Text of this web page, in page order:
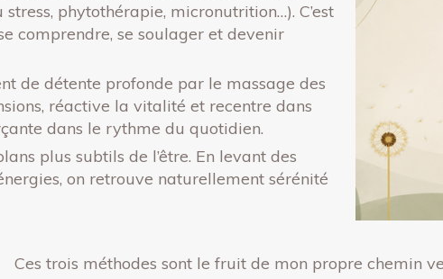
phytothérapie, micronutrition…). C’est
comprendre, se soulager et devenir
de détente profonde par le massage des
réactive la vitalité et recentre dans
dans le rythme du quotidien.
plus subtils de l’être. En levant des
on retrouve naturellement sérénité
Ces trois méthodes sont le fruit de mon propre chemin